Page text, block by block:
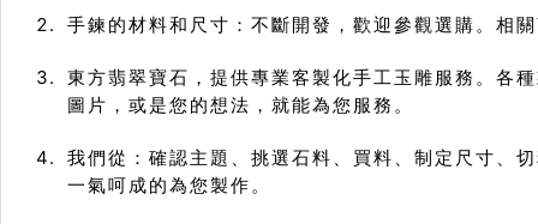
手鍊的材料和尺寸：不斷開發，歡迎參觀選購。相
東方翡翠寶石，提供專業客製化手工玉雕服務。各
圖片，或是您的想法，就能為您服務。
我們從：確認主題、挑選石料、買料、制定尺寸、
一氣呵成的為您製作。